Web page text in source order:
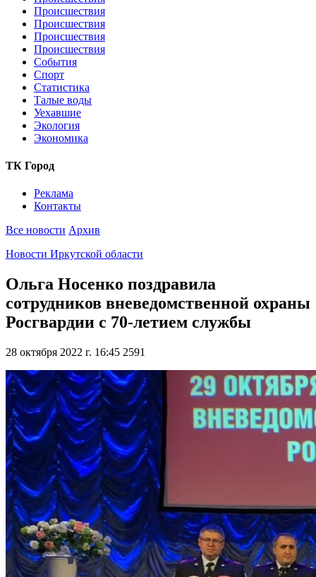
Происшествия
Происшествия
Происшествия
Происшествия
События
Спорт
Статистика
Талые воды
Уехавшие
Экология
Экономика
ТК Город
Реклама
Контакты
Все новости Архив
Новости Иркутской области
Ольга Носенко поздравила
сотрудников вневедомственной охраны
Росгвардии с 70-летием службы
28 октября 2022 г. 16:45 2591